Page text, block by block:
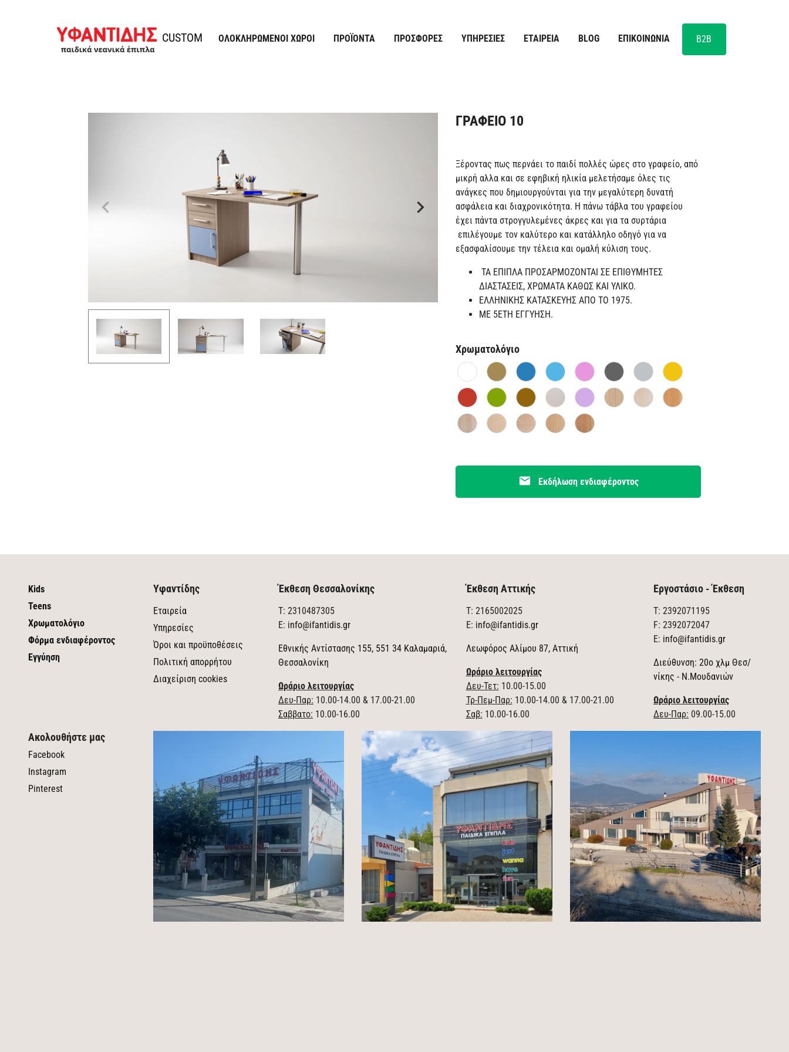
ΓΡΑΦΕΙΟ 10
Ξέροντας πως περνάει το παιδί πολλές ώρες στο γραφείο, από
μικρή αλλα και σε εφηβική ηλικία μελετήσαμε όλες τις
ανάγκες που δημιουργούνται για την μεγαλύτερη δυνατή
ασφάλεια και διαχρονικότητα. Η πάνω τάβλα του γραφείου
έχει πάντα στρογγυλεμένες άκρες και για τα συρτάρια
επιλέγουμε τον καλύτερο και κατάλληλο οδηγό για να
εξασφαλίσουμε την τέλεια και ομαλή κύλιση τους.
ΤΑ ΕΠΙΠΛΑ ΠΡΟΣΑΡΜΟΖΟΝΤΑΙ ΣΕ ΕΠΙΘΥΜΗΤΕΣ
ΔΙΑΣΤΑΣΕΙΣ, ΧΡΩΜΑΤΑ ΚΑΘΩΣ ΚΑΙ ΥΛΙΚΟ.
ΕΛΛΗΝΙΚΗΣ ΚΑΤΑΣΚΕΥΗΣ ΑΠΟ ΤΟ 1975.
ΜΕ 5ΕΤΗ ΕΓΓΥΗΣΗ.
Χρωματολόγιο
email Εκδήλωση ενδιαφέροντος
Kids
Teens
Χρωματολόγιο
Φόρμα ενδιαφέροντος
Εγγύηση
Υφαντίδης
Εταιρεία
Υπηρεσίες
Όροι και προϋποθέσεις
Πολιτική απορρήτου
Διαχείριση cookies
Έκθεση Θεσσαλονίκης
T: 2310487305
E: info@ifantidis.gr
Εθνικής Αντίστασης 155, 551 34 Καλαμαριά,
Θεσσαλονίκη
Ωράριο λειτουργίας
Δευ-Παρ: 10.00-14.00 & 17.00-21.00
Σαββατο: 10.00-16.00
Έκθεση Αττικής
T: 2165002025
E: info@ifantidis.gr
Λεωφόρος Αλίμου 87, Αττική
Ωράριο λειτουργίας
Δευ-Τετ: 10.00-15.00
Τρ-Πεμ-Παρ: 10.00-14.00 & 17.00-21.00
Σαβ: 10.00-16.00
Εργοστάσιο - Έκθεση
T: 2392071195
F: 2392072047
E: info@ifantidis.gr
Διεύθυνση: 20ο χλμ Θεσ/
νίκης - Ν.Μουδανιών
Ωράριο λειτουργίας
Δευ-Παρ: 09.00-15.00
Ακολουθήστε μας
Facebook
Instagram
Pinterest
CUSTOM Υφαντίδης
ΟΛΟΚΛΗΡΩΜΈΝΟΙ ΧΏΡΟΙ ΠΡΟΪΌΝΤΑ ΠΡΟΣΦΟΡΈΣ ΥΠΗΡΕΣΊΕΣ ΕΤΑΙΡΕΊΑ BLOG ΕΠΙΚΟΙΝΩΝΊΑ B2B